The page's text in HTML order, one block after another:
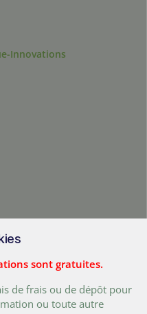
Innovations
sont gratuites.
de frais ou de dépôt pour
ou toute autre